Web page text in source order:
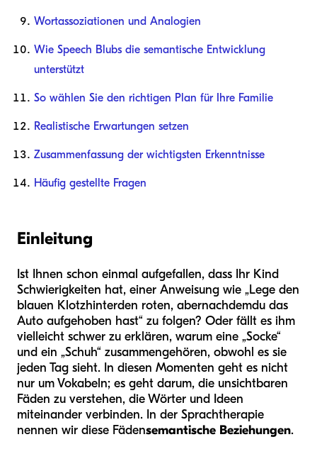
Wortassoziationen und Analogien
Wie Speech Blubs die semantische Entwicklung
unterstützt
So wählen Sie den richtigen Plan für Ihre Familie
Realistische Erwartungen setzen
Zusammenfassung der wichtigsten Erkenntnisse
Häufig gestellte Fragen
Einleitung
Ist Ihnen schon einmal aufgefallen, dass Ihr Kind
Schwierigkeiten hat, einer Anweisung wie „Lege den
blauen Klotzhinterden roten, abernachdemdu das
Auto aufgehoben hast“ zu folgen? Oder fällt es ihm
vielleicht schwer zu erklären, warum eine „Socke“
und ein „Schuh“ zusammengehören, obwohl es sie
jeden Tag sieht. In diesen Momenten geht es nicht
nur um Vokabeln; es geht darum, die unsichtbaren
Fäden zu verstehen, die Wörter und Ideen
miteinander verbinden. In der Sprachtherapie
nennen wir diese Fädensemantische Beziehungen.